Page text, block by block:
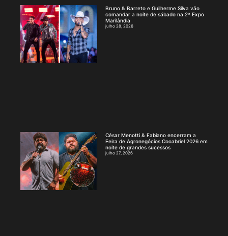
Bruno & Barreto e Guilherme Silva vão
comandar a noite de sábado na 2ª Expo
Marilândia
julho 28, 2026
César Menotti & Fabiano encerram a
Feira de Agronegócios Cooabriel 2026 em
noite de grandes sucessos
julho 27, 2026